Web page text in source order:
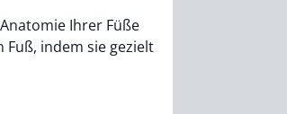
Ihrer Füße
indem sie gezielt